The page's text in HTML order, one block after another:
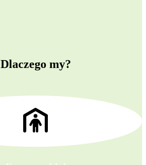
Dlaczego my?